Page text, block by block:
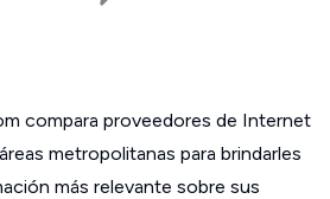
compara proveedores de Internet
metropolitanas para brindarles
más relevante sobre sus